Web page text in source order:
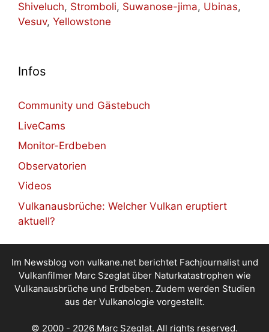
Shiveluch, Stromboli, Suwanose-jima, Ubinas,
Vesuv, Yellowstone
Infos
Community und Gästebuch
LiveCams
Monitor-Erdbeben
Observatorien
Videos
Vulkanausbrüche: Welcher Vulkan eruptiert
aktuell?
Im Newsblog von vulkane.net berichtet Fachjournalist und
Vulkanfilmer Marc Szeglat über Naturkatastrophen wie
Vulkanausbrüche und Erdbeben. Zudem werden Studien
aus der Vulkanologie vorgestellt.
© 2000 - 2026 Marc Szeglat. All rights reserved.